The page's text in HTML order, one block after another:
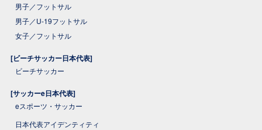
男子／フットサル
男子／U-19フットサル
女子／フットサル
[ビーチサッカー日本代表]
ビーチサッカー
[サッカーe日本代表]
eスポーツ・サッカー
日本代表アイデンティティ